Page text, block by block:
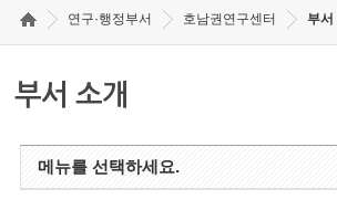
연구·행정부서 호남권연구센터 부서
부서 소개
메뉴를 선택하세요.